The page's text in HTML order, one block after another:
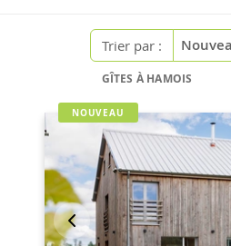
Trier par :
GÎTES À HAMOIS